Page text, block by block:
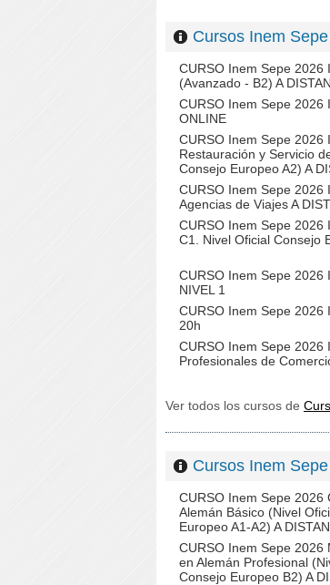
Cursos Inem
CURSO Inem Sepe 2026
(Avanzado - B2) A
CURSO Inem Sepe 2026
ONLINE
CURSO Inem Sepe 2026
Restauración y Servicio
Consejo Europeo A2) A
CURSO Inem Sepe 2026
Agencias de Viajes A
CURSO Inem Sepe 2026
C1. Nivel Oficial Consejo
CURSO Inem Sepe 2026
NIVEL 1
CURSO Inem Sepe 2026
20h
CURSO Inem Sepe 2026
Profesionales de
Ver todos los cursos de
Cursos Inem
CURSO Inem Sepe 2026
Alemán Básico (Nivel
Europeo A1-A2) A
CURSO Inem Sepe 2026
en Alemán Profesional
Consejo Europeo B2) A